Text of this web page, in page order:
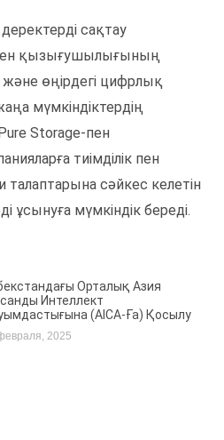
сақтау
қызығушылығының
өңірдегі цифрлық
мүмкіндіктердің
Storage-пен
тиімділік пен
талаптарына сәйкес келетін
ұсынуға мүмкіндік береді.
Орталық Азия
Интеллект
(AICA-Ға) Қосылу
2025